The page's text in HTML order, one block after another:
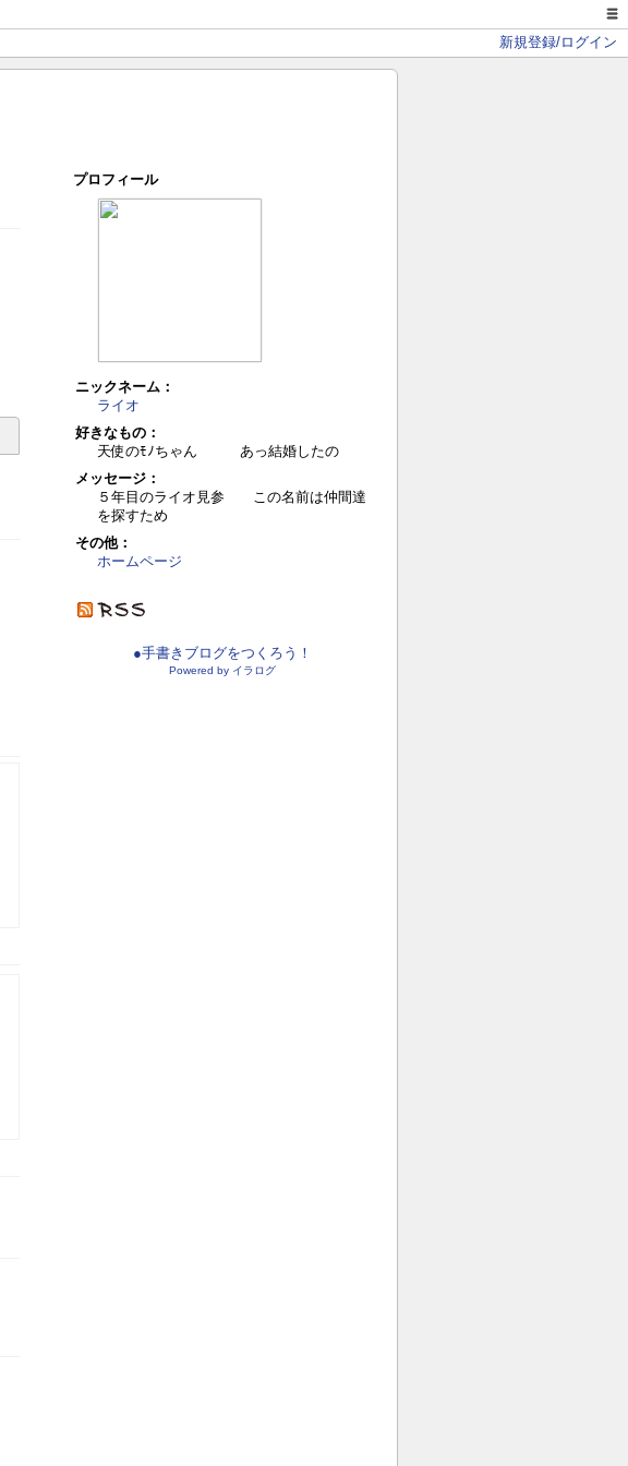
新規登録/ログイン
プロフィール
ニックネーム：
ライオ
好きなもの：
天使のﾓﾉちゃん あっ結婚したの
メッセージ：
５年目のライオ見参 この名前は仲間達
を探すため
その他：
ホームページ
●手書きブログをつくろう！
Powered by イラログ